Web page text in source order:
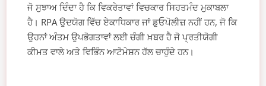
ਜੋ ਸੁਝਾਅ ਦਿੰਦਾ ਹੈ ਕਿ ਵਿਕਰੇਤਾਵਾਂ ਵਿਚਕਾਰ ਸਿਹਤਮੰਦ ਮੁਕਾਬਲਾ
ਹੈ। RPA ਉਦਯੋਗ ਵਿੱਚ ਏਕਾਧਿਕਾਰ ਜਾਂ ਡੁਓਪੋਲੀਜ਼ ਨਹੀਂ ਹਨ, ਜੋ ਕਿ
ਉਹਨਾਂ ਅੰਤਮ ਉਪਭੋਗਤਾਵਾਂ ਲਈ ਚੰਗੀ ਖ਼ਬਰ ਹੈ ਜੋ ਪ੍ਰਤੀਯੋਗੀ
ਕੀਮਤ ਵਾਲੇ ਅਤੇ ਵਿਭਿੰਨ ਆਟੋਮੇਸ਼ਨ ਹੱਲ ਚਾਹੁੰਦੇ ਹਨ।